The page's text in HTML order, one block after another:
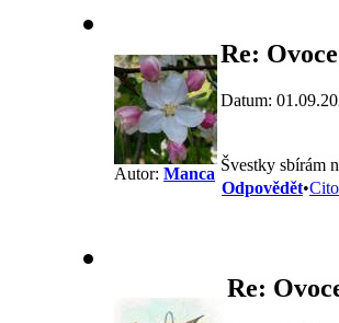
Autor: Manca
Re: Ovoce
Datum:
Švestky sbírám
Odpovědět•
Re: